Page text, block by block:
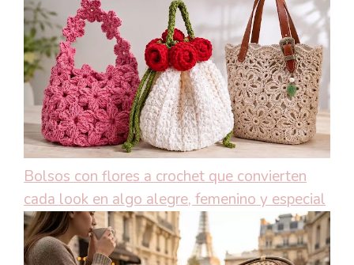
Bolsos con flores a crochet que convierten
cada look en algo alegre, femenino y especial